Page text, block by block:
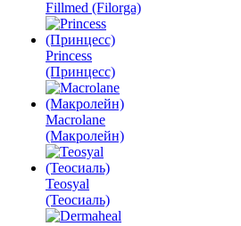
Fillmed (Filorga)
Princess
(Принцесс)
Macrolane
(Макролейн)
Teosyal
(Теосиаль)